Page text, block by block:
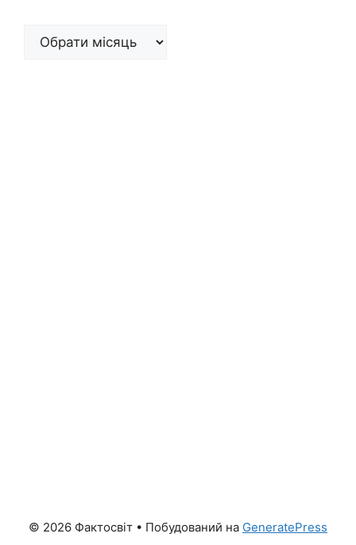
Архіви
© 2026 Фактосвіт • Побудований на GeneratePress